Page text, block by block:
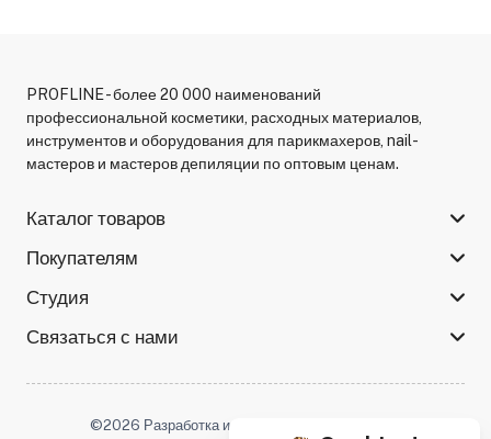
PROFLINE - более 20 000 наименований
профессиональной косметики, расходных материалов,
инструментов и оборудования для парикмахеров, nail-
мастеров и мастеров депиляции по оптовым ценам.
Каталог товаров
Покупателям
Студия
Связаться с нами
©2026 Разработка и поддержка -